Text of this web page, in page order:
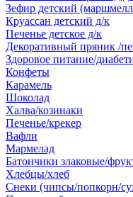
Зефир детский
Круассан детский д/к
Печенье детское д/к
Декоративный пряник /
Здоровое питание/
Конфеты
Карамель
Шоколад
Халва/козинаки
Печенье/крекер
Вафли
Мармелад
Батончики злаковые/
Хлебцы/хлеб
Снеки (чипсы/попкорн/